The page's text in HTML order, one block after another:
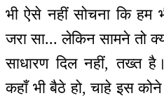
भी ऐसे नहीं सोचना कि हम
जरा सा... लेकिन सामने तो
साधारण दिल नहीं, तख्त
कहाँ भी बैठे हो, चाहे इस